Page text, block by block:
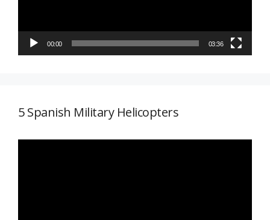
00:00 03:36
5 Spanish Military Helicopters